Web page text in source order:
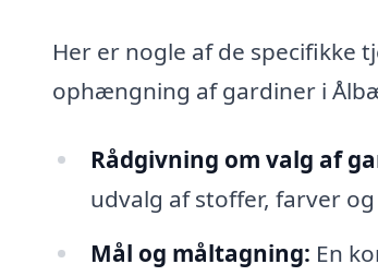
Her er nogle af de specifikke
ophængning af gardiner i
Rådgivning om valg af
udvalg af stoffer, farver
Mål og måltagning: En